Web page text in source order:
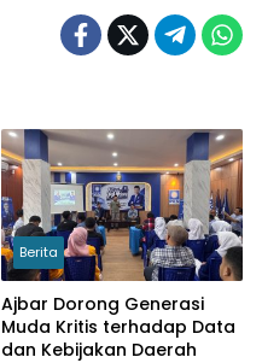
Berita
Ajbar Dorong Generasi
Muda Kritis terhadap Data
dan Kebijakan Daerah